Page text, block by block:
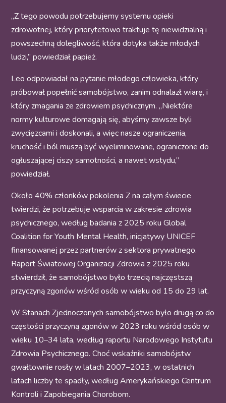
„Z tego powodu potrzebujemy systemu opieki
zdrowotnej, który priorytetowo traktuje tę niewidzialną i
powszechną dolegliwość, która dotyka także młodych
ludzi,” powiedział papież.
Leo odpowiadał na pytanie młodego człowieka, który
próbował popełnić samobójstwo, zanim odnalazł wiarę, i
który zmagania ze zdrowiem psychicznym. „Niektóre
normy kulturowe domagają się, abyśmy zawsze byli
zwycięzcami i doskonali, a więc nasze ograniczenia,
kruchość i ból muszą być wyeliminowane, ograniczone do
ogłuszającej ciszy samotności, a nawet wstydu,”
powiedział.
Około 40% członków pokolenia Z na całym świecie
twierdzi, że potrzebuje wsparcia w zakresie zdrowia
psychicznego, według badania z 2025 roku Global
Coalition for Youth Mental Health, inicjatywy UNICEF
finansowanej przez partnerów z sektora prywatnego.
Raport Światowej Organizacji Zdrowia z 2025 roku
stwierdził, że samobójstwo było trzecią najczęstszą
przyczyną zgonów wśród osób w wieku od 15 do 29 lat.
W Stanach Zjednoczonych samobójstwo było drugą co do
częstości przyczyną zgonów w 2023 roku wśród osób w
wieku 10–34 lata, według raportu Narodowego Instytutu
Zdrowia Psychicznego. Choć wskaźniki samobójstw
gwałtownie rosły w latach 2007–2023, w ostatnich
latach liczby te spadły, według Amerykańskiego Centrum
Kontroli i Zapobiegania Chorobom.